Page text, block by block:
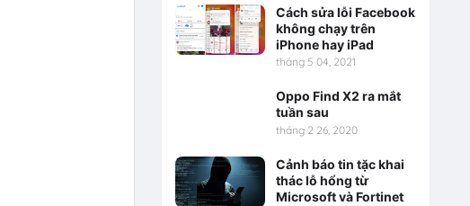
Cách sửa lỗi Facebook
không chạy trên
iPhone hay iPad
tháng 5 04, 2021
Oppo Find X2 ra mắt
tuần sau
tháng 2 26, 2020
Cảnh báo tin tặc khai
thác lỗ hổng từ
Microsoft và Fortinet